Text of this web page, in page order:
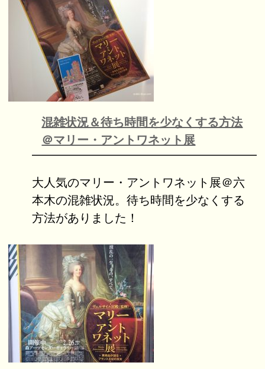
混雑状況＆待ち時間を少なくする方法
＠マリー・アントワネット展
大人気のマリー・アントワネット展＠六
本木の混雑状況。待ち時間を少なくする
方法がありました！